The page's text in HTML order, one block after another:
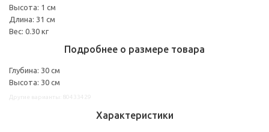
Высота: 1 см
Длина: 31 см
Вес: 0.30 кг
Подробнее о размере товара
Глубина: 30 см
Высота: 30 см
Характеристики